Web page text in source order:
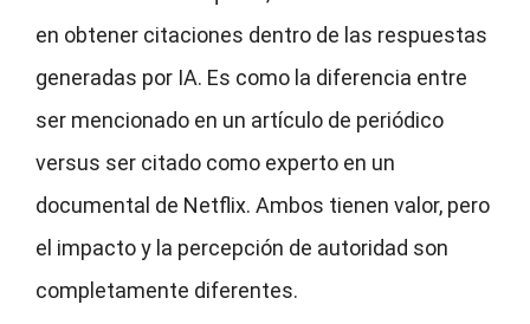
en obtener citaciones dentro de las respuestas
generadas por IA. Es como la diferencia entre
ser mencionado en un artículo de periódico
versus ser citado como experto en un
documental de Netflix. Ambos tienen valor, pero
el impacto y la percepción de autoridad son
completamente diferentes.